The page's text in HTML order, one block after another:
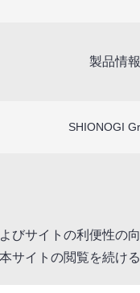
製品情報
SHIONOGI
びサイトの利便性の
サイトの閲覧を続け